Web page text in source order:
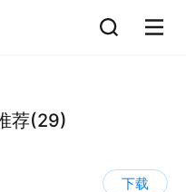
荐(29)
下载